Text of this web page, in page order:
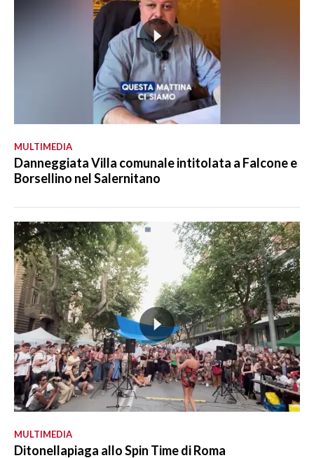
MULTIMEDIA
Danneggiata Villa comunale intitolata a Falcone e
Borsellino nel Salernitano
MULTIMEDIA
Ditonellapiaga allo Spin Time di Roma